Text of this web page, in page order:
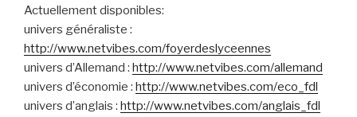
Actuellement disponibles:
univers généraliste :
http://www.netvibes.com/foyerdeslyceennes
univers d’Allemand : http://www.netvibes.com/allemand
univers d’économie : http://www.netvibes.com/eco_fdl
univers d’anglais : http://www.netvibes.com/anglais_fdl